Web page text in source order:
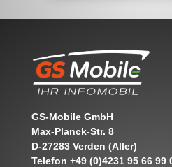
GS-Mobile GmbH
Max-Planck-Str. 8
D-27283 Verden (Aller)
Telefon +49 (0)4231 95 66 99